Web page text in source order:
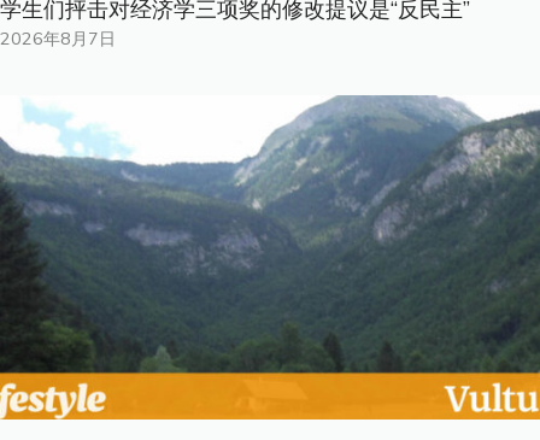
学生们抨击对经济学三项奖的修改提议是“反民主”
2026年8月7日